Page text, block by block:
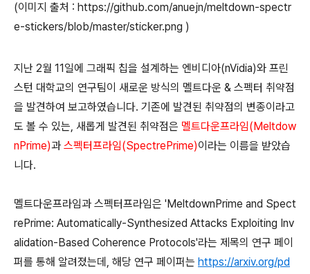
(이미지 출처 : https://github.com/anuejn/meltdown-spectr
e-stickers/blob/master/sticker.png )
지난 2월 11일에 그래픽 칩을 설계하는 엔비디아(nVidia)와 프린
스턴 대학교의 연구팀이 새로운 방식의 멜트다운 & 스펙터 취약점
을 발견하여 보고하였습니다. 기존에 발견된 취약점의 변종이라고
도 볼 수 있는, 새롭게 발견된 취약점은 멜트다운프라임(Meltdow
nPrime)과 스펙터프라임(SpectrePrime)이라는 이름을 받았습
니다.
멜트다운프라임과 스펙터프라임은 'MeltdownPrime and Spect
rePrime: Automatically-Synthesized Attacks Exploiting Inv
alidation-Based Coherence Protocols'라는 제목의 연구 페이
퍼를 통해 알려졌는데, 해당 연구 페이퍼는 https://arxiv.org/pd